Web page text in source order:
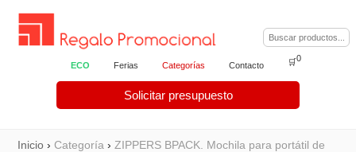
ECO Ferias Categorías Contacto
Solicitar presupuesto
🛒0
Inicio ›Categoría › ZIPPERS BPACK. Mochila para portátil de